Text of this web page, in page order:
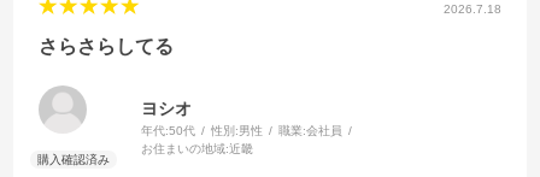
2026.7.18
さらさらしてる
ヨシオ
年代:50代 性別:男性 職業:会社員
お住まいの地域:近畿